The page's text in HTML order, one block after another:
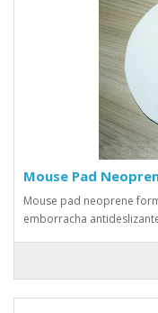
Mouse Pad
Mouse pad neoprene
emborracha